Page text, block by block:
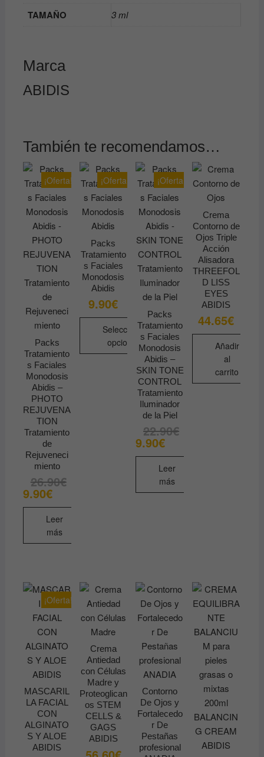
TAMAÑO 3 ml
Marca
ABIDIS
También te recomendamos…
¡Oferta!
Packs
Tratamiento
s Faciales
Monodosis
Abidis –
PHOTO
REJUVENA
TION
Tratamiento
de
Rejuveneci
miento
26.90€El
precio
era:
9.90€
El
precio
es:
Leer
más
¡Oferta!
Packs
Tratamiento
s Faciales
Monodosis
Abidis
9.90€
Seleccionar
opciones
opciones
¡Oferta!
Packs
Tratamiento
s Faciales
Monodosis
Abidis –
SKIN TONE
CONTROL
Tratamiento
Iluminador
de la Piel
22.90€El
era:
9.90€
El
es:
Leer
más
Crema
Contorno de
Ojos Triple
Acción
Alisadora
THREEFOL
D LISS
EYES
ABIDIS
44.65€
Añadir
al
carrito
¡Oferta!
MASCARIL
LA FACIAL
CON
ALGINATO
S Y ALOE
ABIDIS
Crema
Antiedad
con Células
Madre y
Proteoglican
os STEM
CELLS &
GAGS
ABIDIS
Contorno
De Ojos y
Fortalecedo
r De
Pestañas
profesional